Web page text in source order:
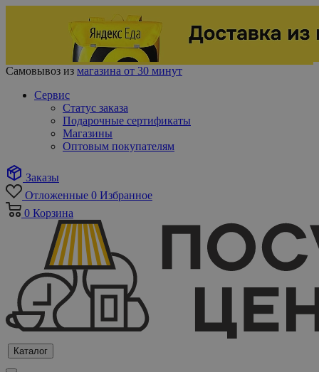
Самовывоз из магазина от 30 минут
Сервис
Статус заказа
Подарочные сертификаты
Магазины
Оптовым покупателям
Заказы
Отложенные 0 Избранное
0 Корзина
Каталог